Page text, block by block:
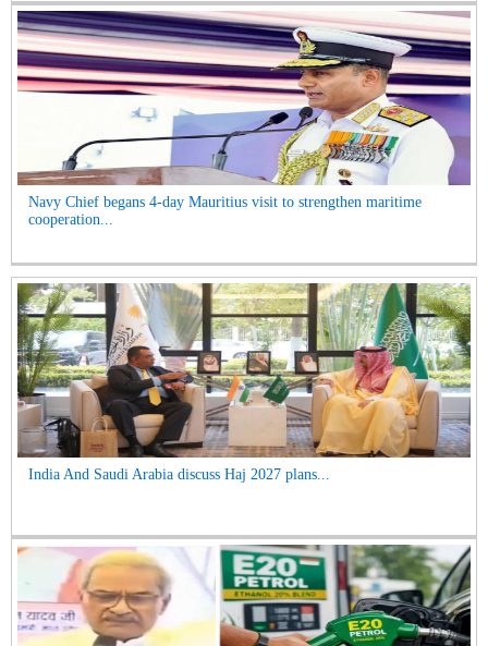
Navy Chief begans 4-day Mauritius visit to strengthen maritime
cooperation...
India And Saudi Arabia discuss Haj 2027 plans...